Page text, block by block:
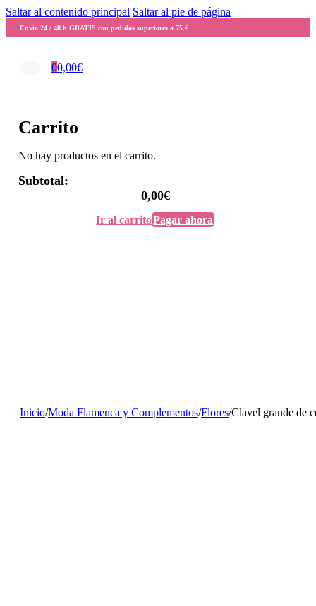
Saltar al contenido principal Saltar al pie de página
Envío 24 / 48 h GRATIS con pedidos superiores a 75 €
00,00€
Carrito
No hay productos en el carrito.
Subtotal:
0,00€
Ir al carritoPagar ahora
Inicio/Moda Flamenca y Complementos/Flores/Clavel grande de